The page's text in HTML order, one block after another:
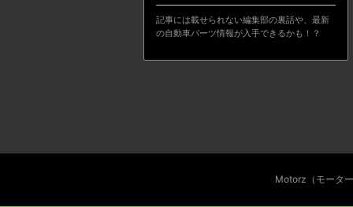
記事には載せられない編集部の裏話や、最新
の自動車パーツ情報が入手できるかも！？
Motorz（モータ